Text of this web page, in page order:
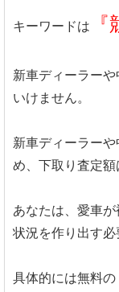
キーワードは
新車ディーラー
いけません。
新車ディーラー
め、下取り査定額
あなたは、愛車
状況を作り出す必
具体的には無料の